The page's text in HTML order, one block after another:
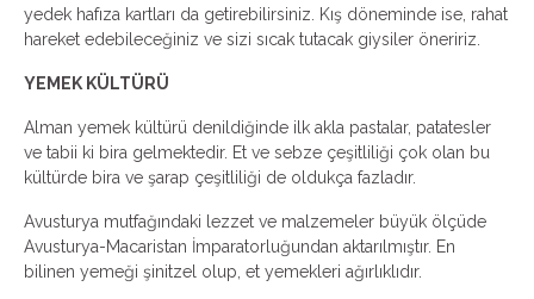
yedek hafıza kartları da getirebilirsiniz. Kış döneminde ise, rahat
hareket edebileceğiniz ve sizi sıcak tutacak giysiler öneririz.
YEMEK KÜLTÜRÜ
Alman yemek kültürü denildiğinde ilk akla pastalar, patatesler
ve tabii ki bira gelmektedir. Et ve sebze çeşitliliği çok olan bu
kültürde bira ve şarap çeşitliliği de oldukça fazladır.
Avusturya mutfağındaki lezzet ve malzemeler büyük ölçüde
Avusturya-Macaristan İmparatorluğundan aktarılmıştır. En
bilinen yemeği şinitzel olup, et yemekleri ağırlıklıdır.